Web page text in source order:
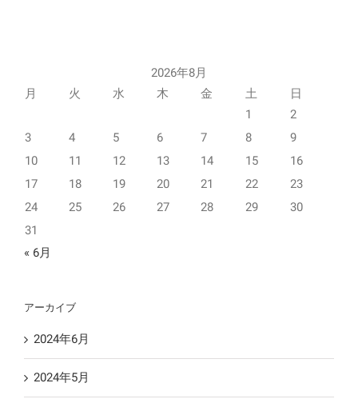
2026年8月
月
火 水 木 金 土
日
1
2
3
4 5 6 7 8
9
10
11 12 13 14 15
16
17
18 19 20 21 22
23
24
25 26 27 28 29
30
31
« 6月
アーカイブ
2024年6月
2024年5月